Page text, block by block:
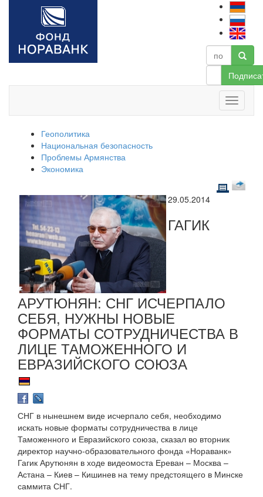
Геополитика
Национальная безопасность
Проблемы Армянства
Экономика
29.05.2014
ГАГИК
АРУТЮНЯН: СНГ ИСЧЕРПАЛО
СЕБЯ, НУЖНЫ НОВЫЕ
ФОРМАТЫ СОТРУДНИЧЕСТВА В
ЛИЦЕ ТАМОЖЕННОГО И
ЕВРАЗИЙСКОГО СОЮЗА
СНГ в нынешнем виде исчерпало себя, необходимо
искать новые форматы сотрудничества в лице
Таможенного и Евразийского союза, сказал во вторник
директор научно-образовательного фонда «Нораванк»
Гагик Арутюнян в ходе видеомоста Ереван – Москва –
Астана – Киев – Кишинев на тему предстоящего в Минске
саммита СНГ.